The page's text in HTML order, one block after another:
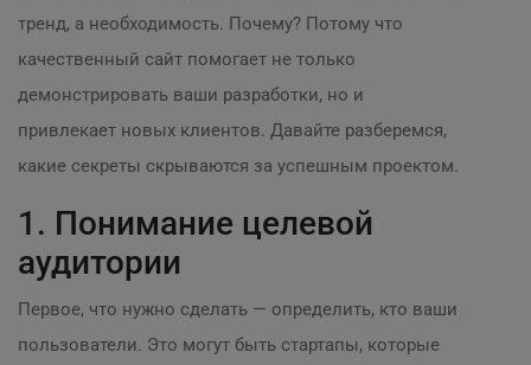
тренд, а необходимость. Почему? Потому что
качественный сайт помогает не только
демонстрировать ваши разработки, но и
привлекает новых клиентов. Давайте разберемся,
какие секреты скрываются за успешным проектом.
1. Понимание целевой
аудитории
Первое, что нужно сделать — определить, кто ваши
пользователи. Это могут быть стартапы, которые